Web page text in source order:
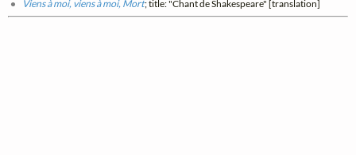
Viens à moi, viens à moi, Mort; title: "Chant de Shakespeare" [translation]